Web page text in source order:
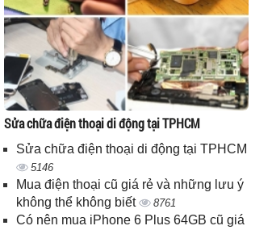
Sửa chữa điện thoại di động tại TPHCM
Sửa chữa điện thoại di động tại TPHCM
5146
Mua điện thoại cũ giá rẻ và những lưu ý
không thể không biết
8761
Có nên mua iPhone 6 Plus 64GB cũ giá